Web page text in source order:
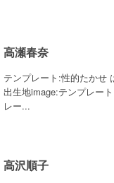
高瀬春奈
テンプレート:性的たかせ
出生地image:テンプレー
レー...
高沢順子